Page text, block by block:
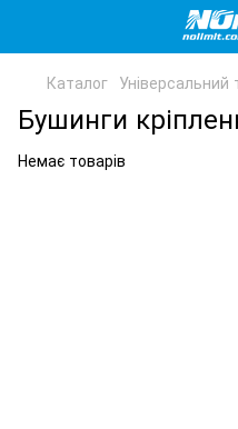
Каталог Універсальний
Бушинги
Немає товарів